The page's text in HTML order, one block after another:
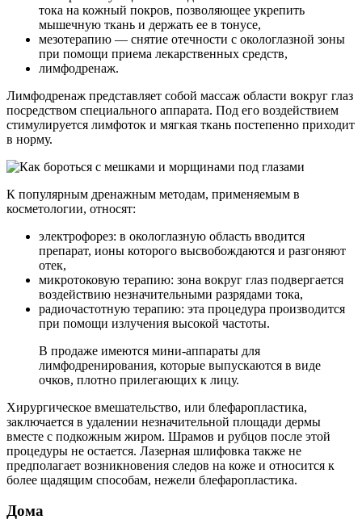
тока на кожный покров, позволяющее укрепить
мышечную ткань и держать ее в тонусе,
мезотерапию — снятие отечности с окологлазной зоны
при помощи приема лекарственных средств,
лимфодренаж.
Лимфодренаж представляет собой массаж области вокруг глаз
посредством специального аппарата. Под его воздействием
стимулируется лимфоток и мягкая ткань постепенно приходит
в норму.
К популярным дренажным методам, применяемым в
косметологии, относят:
электрофорез: в окологлазную область вводится
препарат, ионы которого высвобождаются и разгоняют
отек,
микротоковую терапию: зона вокруг глаз подвергается
воздействию незначительными разрядами тока,
радиочастотную терапию: эта процедура производится
при помощи излучения высокой частоты.
В продаже имеются мини-аппараты для
лимфодренирования, которые выпускаются в виде
очков, плотно прилегающих к лицу.
Хирургическое вмешательство, или блефаропластика,
заключается в удалении незначительной площади дермы
вместе с подкожным жиром. Шрамов и рубцов после этой
процедуры не остается. Лазерная шлифовка также не
предполагает возникновения следов на коже и относится к
более щадящим способам, нежели блефаропластика.
Дома